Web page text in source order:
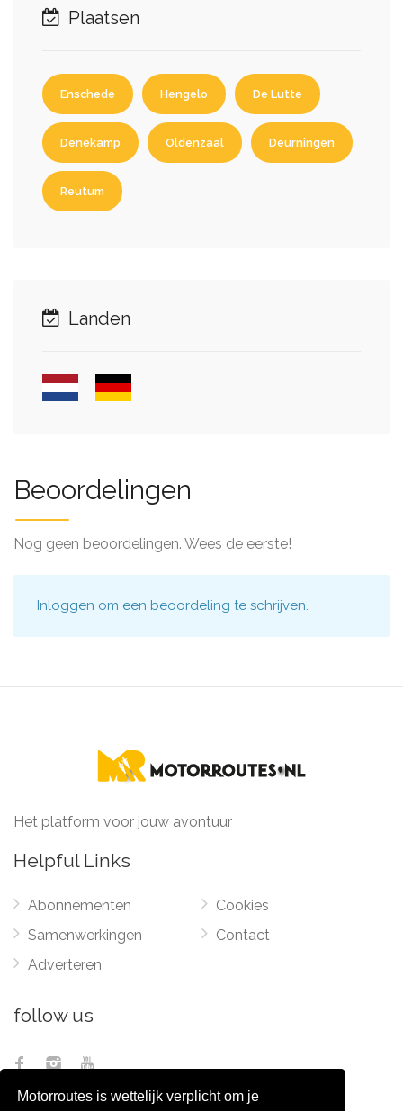
Motorroutes is wettelijk verplicht om je
Plaatsen
Enschede Hengelo De Lutte
Denekamp Oldenzaal Deurningen
Reutum
Landen
Beoordelingen
Nog geen beoordelingen. Wees de eerste!
Inloggen om een beoordeling te schrijven.
Het platform voor jouw avontuur
Helpful Links
Abonnementen
Samenwerkingen
Adverteren
Cookies
Contact
follow us